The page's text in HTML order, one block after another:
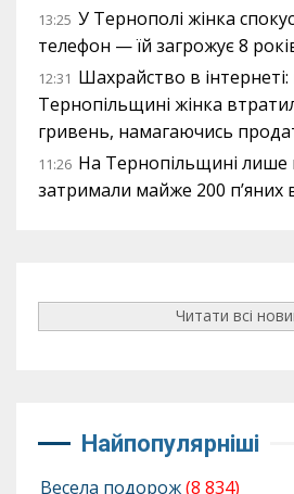
13:25 У Тернополі жінка
телефон — їй загрожує 8
12:31 Шахрайство в інтернеті:
Тернопільщині жінка
гривень, намагаючись
11:26 На Тернопільщині лише
затримали майже 200 п’яних
Читати всі
Найпопулярніші
Весела подорож(8 834)